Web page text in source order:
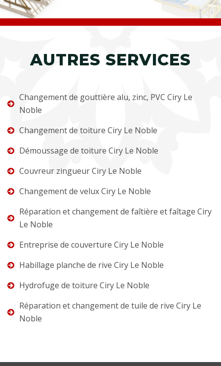
AUTRES SERVICES
Changement de gouttière alu, zinc, PVC Ciry Le
Noble
Changement de toiture Ciry Le Noble
Démoussage de toiture Ciry Le Noble
Couvreur zingueur Ciry Le Noble
Changement de velux Ciry Le Noble
Réparation et changement de faîtière et faîtage Ciry
Le Noble
Entreprise de couverture Ciry Le Noble
Habillage planche de rive Ciry Le Noble
Hydrofuge de toiture Ciry Le Noble
Réparation et changement de tuile de rive Ciry Le
Noble